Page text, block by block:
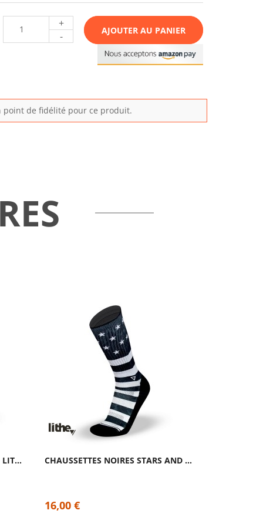
+
-
AJOUTER AU PANIER
point de fidélité pour ce produit.
CHAUSSETTES SILVER BLACK | LITHE APPAREL CHAUSSETTES NOIRES STARS AND STRIPES |...
16,00 €